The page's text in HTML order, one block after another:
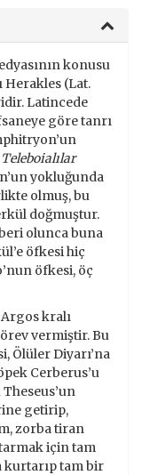
konusu
(Lat.
Latincede
göre tanrı
Teleboialılar
yokluğunda
olmuş, bu
doğmuştur.
olunca buna
öfkesi hiç
öfkesi, öç
kralı
vermiştir. Bu
Ölüler Diyarı’na
Cerberus’u
getirip,
zorba tiran
için tam
kurtarıp tam bir